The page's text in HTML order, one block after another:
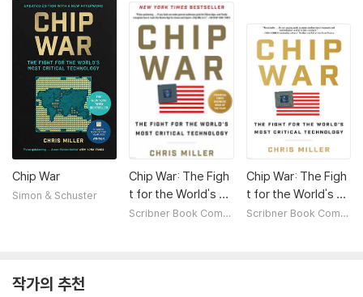
Chip War
Simon & Schuster
Chip War: The Figh
t for the World's M
ost Critical Technol
Scribner Book Comp
Chip War: The Figh
t for the World's M
ost Critical Technol
Scribner Book Comp
작가의 추천